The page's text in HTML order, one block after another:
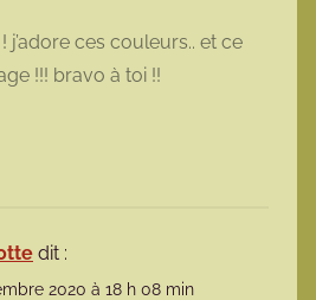
j’adore ces couleurs.. et ce
!!! bravo à toi !!
dit :
2020 à 18 h 08 min